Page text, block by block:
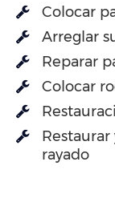
Colocar
Arreglar
Reparar
Colocar
rayado